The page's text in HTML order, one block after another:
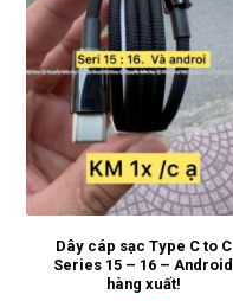
Dây cáp sạc Type C to C
Series 15 – 16 – Android
hàng xuất!